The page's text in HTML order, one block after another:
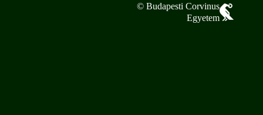
© Budapesti Corvinus
Egyetem